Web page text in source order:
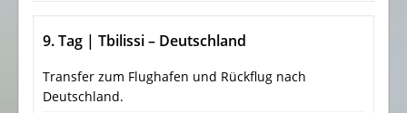
9. Tag | Tbilissi – Deutschland
Transfer zum Flughafen und Rückflug nach
Deutschland.